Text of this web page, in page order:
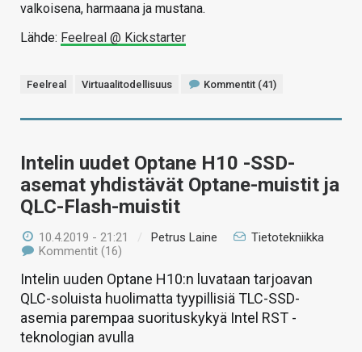
valkoisena, harmaana ja mustana.
Lähde: Feelreal @ Kickstarter
Feelreal Virtuaalitodellisuus Kommentit (41)
Intelin uudet Optane H10 -SSD-
asemat yhdistävät Optane-muistit ja
QLC-Flash-muistit
10.4.2019 - 21:21 / Petrus Laine
Tietotekniikka
Kommentit (16)
Intelin uuden Optane H10:n luvataan tarjoavan
QLC-soluista huolimatta tyypillisiä TLC-SSD-
asemia parempaa suorituskykyä Intel RST -
teknologian avulla